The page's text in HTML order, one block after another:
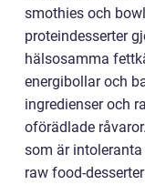
smothies och
proteindesserter
hälsosamma
energibollar och
ingredienser och
oförädlade
som är
raw food-